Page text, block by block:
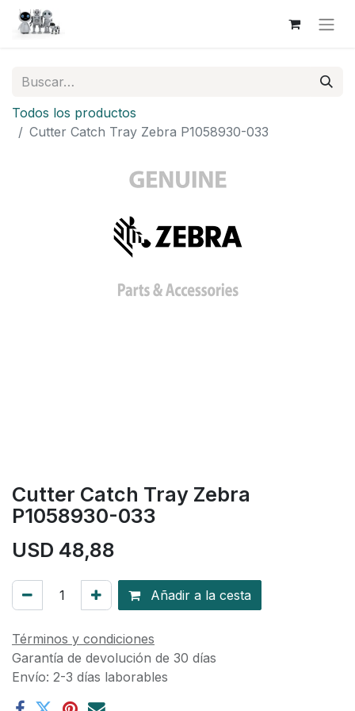
Todos los productos
Cutter Catch Tray Zebra P1058930-033
Cutter Catch Tray Zebra
P1058930-033
USD 48,88
Añadir a la cesta
Términos y condiciones
Garantía de devolución de 30 días
Envío: 2-3 días laborables